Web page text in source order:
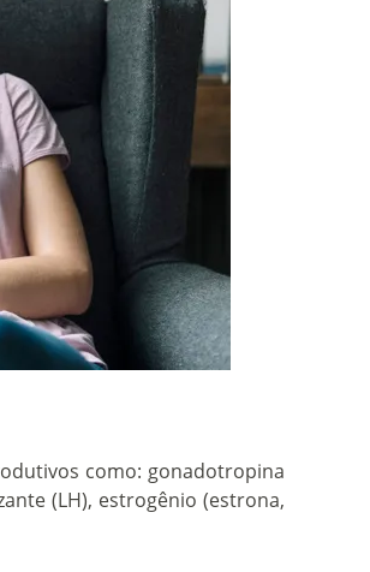
como: gonadotropina
(LH), estrogênio (estrona,